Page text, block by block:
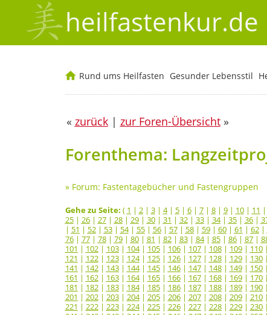
heilfastenkur.de
Rund ums Heilfasten Gesunder Lebensstil
« zurück| zur Foren-Übersicht»
Forenthema:
» Forum: Fastentagebücher und Fastengruppen
Gehe zu Seite: ( 1 | 2| 3| 4| 5| 6| 7| 8| 9| 10| 11 |
25| 26| 27| 28| 29| 30| 31 | 32| 33| 34| 35| 36|
| 51 | 52| 53| 54| 55| 56| 57| 58| 59| 60| 61 | 62|
76| 77| 78| 79| 80| 81 | 82| 83| 84| 85| 86| 87|
101 | 102| 103| 104| 105| 106| 107| 108| 109| 110|
121 | 122| 123| 124| 125| 126| 127| 128| 129| 130|
141 | 142| 143| 144| 145| 146| 147| 148| 149| 150|
161 | 162| 163| 164| 165| 166| 167| 168| 169| 170|
181 | 182| 183| 184| 185| 186| 187| 188| 189| 190|
201 | 202| 203| 204| 205| 206| 207| 208| 209| 210|
221 | 222| 223| 224| 225| 226| 227| 228| 229| 230|